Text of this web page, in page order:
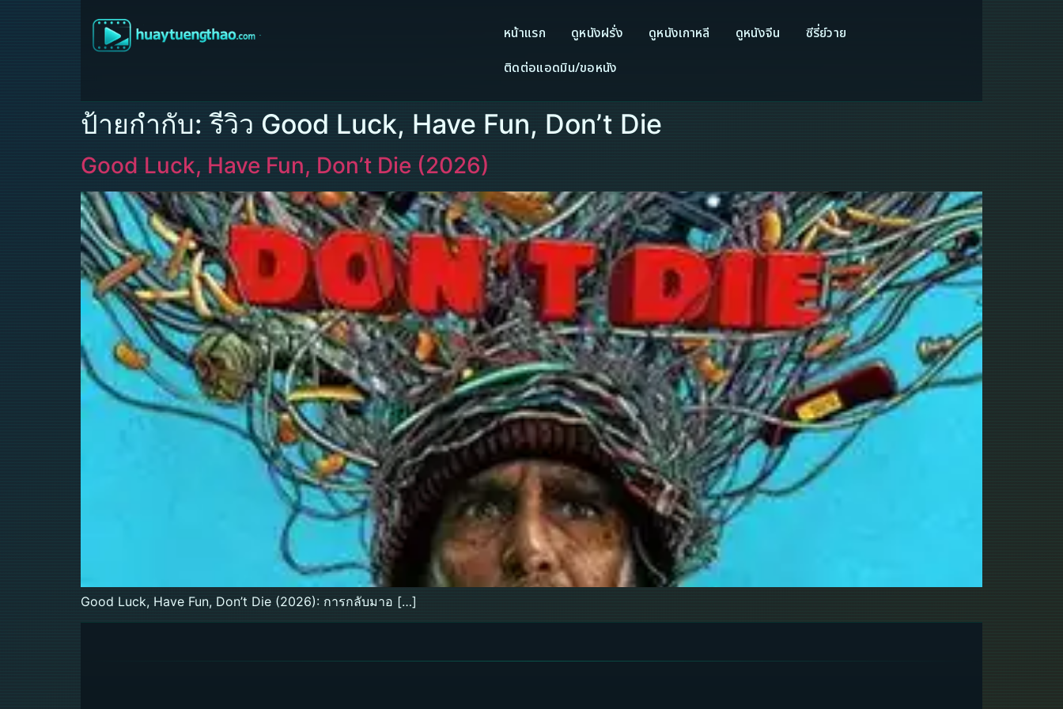
หน้าแรก ดูหนังฝรั่ง ดูหนังเกาหลี ดูหนังจีน
ซีรี่ย์วาย
ติดต่อแอดมิน/ขอหนัง
ป้ายกำกับ:รีวิว Good Luck, Have Fun, Don’t Die
Good Luck, Have Fun, Don’t Die (2026)
Good Luck, Have Fun, Don’t Die (2026): การกลับมาอ […]